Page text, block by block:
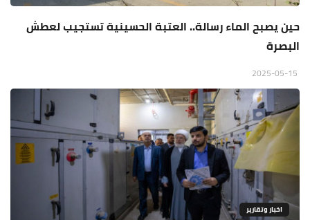
حين يصبح الماء رسالة.. العتبة الحسينية تستجيب لعطش
البصرة
اخبار وتقارير